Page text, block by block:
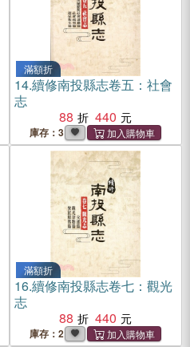
滿額折
14.續修南投縣志卷五：社會
志
88
440
庫存：3
滿額折
16.續修南投縣志卷七：觀光
志
88
440
庫存：2